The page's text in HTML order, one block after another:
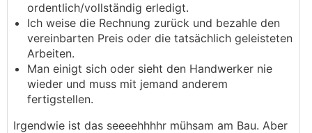
ordentlich/vollständig erledigt.
Ich weise die Rechnung zurück und bezahle den
vereinbarten Preis oder die tatsächlich geleisteten
Arbeiten.
Man einigt sich oder sieht den Handwerker nie
wieder und muss mit jemand anderem
fertigstellen.
Irgendwie ist das seeeehhhhr mühsam am Bau. Aber